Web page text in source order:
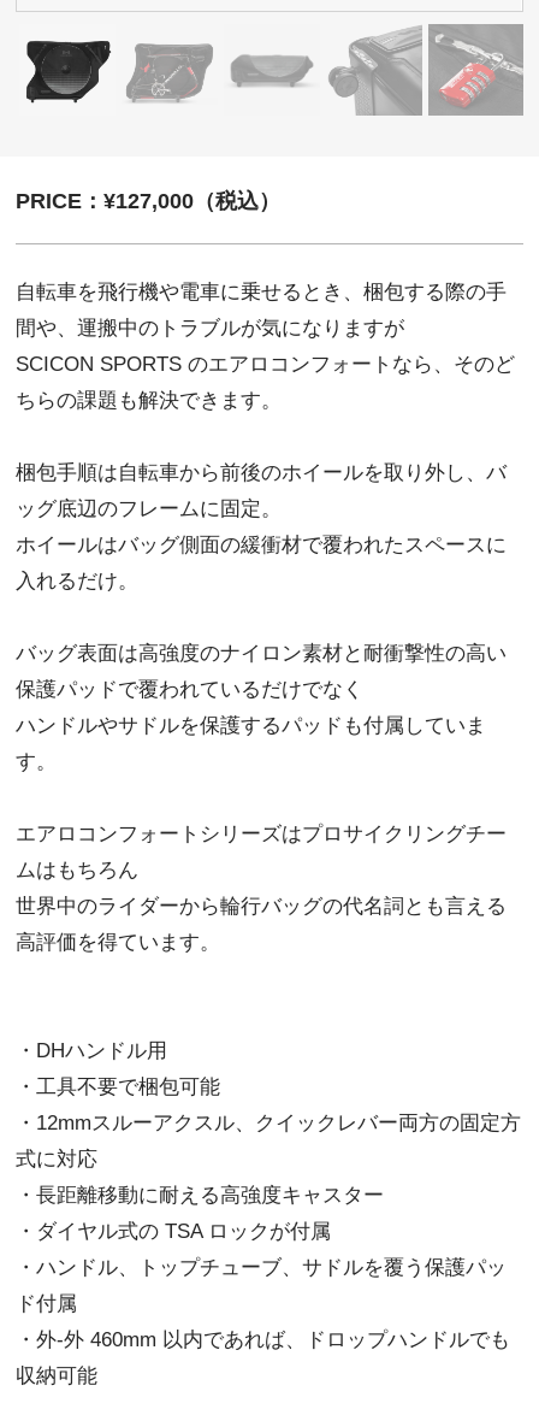
PRICE：¥127,000（税込）
自転車を飛行機や電車に乗せるとき、梱包する際の手
間や、運搬中のトラブルが気になりますが
SCICON SPORTS のエアロコンフォートなら、そのど
ちらの課題も解決できます。
梱包手順は自転車から前後のホイールを取り外し、バ
ッグ底辺のフレームに固定。
ホイールはバッグ側面の緩衝材で覆われたスペースに
入れるだけ。
バッグ表面は高強度のナイロン素材と耐衝撃性の高い
保護パッドで覆われているだけでなく
ハンドルやサドルを保護するパッドも付属していま
す。
エアロコンフォートシリーズはプロサイクリングチー
ムはもちろん
世界中のライダーから輪行バッグの代名詞とも言える
高評価を得ています。
・DHハンドル用
・工具不要で梱包可能
・12mmスルーアクスル、クイックレバー両方の固定方
式に対応
・長距離移動に耐える高強度キャスター
・ダイヤル式の TSA ロックが付属
・ハンドル、トップチューブ、サドルを覆う保護パッ
ド付属
・外-外 460mm 以内であれば、ドロップハンドルでも
収納可能